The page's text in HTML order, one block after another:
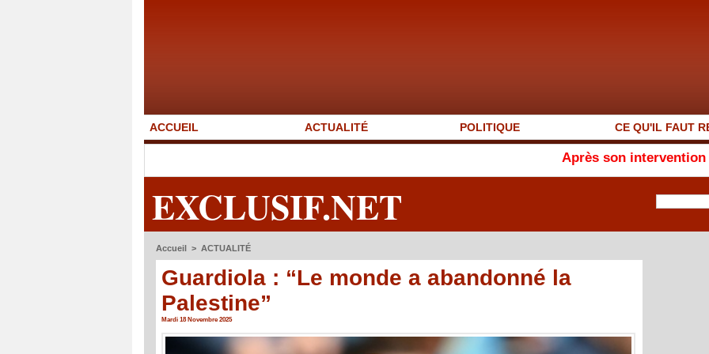
ACCUEIL ACTUALITÉ POLITIQUE CE QU'IL FAUT
Après son intervention en français,
EXCLUSIF.NET
Accueil > ACTUALITÉ
Guardiola : “Le monde a abandonné la
Palestine”
Mardi 18 Novembre 2025